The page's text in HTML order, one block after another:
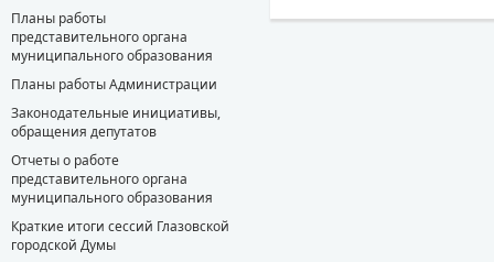
Планы работы
представительного органа
муниципального образования
Планы работы Администрации
Законодательные инициативы,
обращения депутатов
Отчеты о работе
представительного органа
муниципального образования
Краткие итоги сессий Глазовской
городской Думы